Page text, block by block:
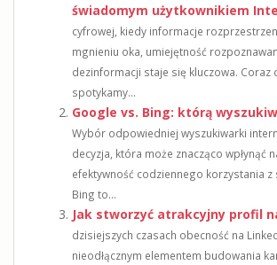
świadomym użytkownikiem
cyfrowej, kiedy informacje
mgnieniu oka, umiejętność
dezinformacji staje się kluczowa. Coraz
spotykamy...
Google vs. Bing: którą
Wybór odpowiedniej wyszukiwarki
decyzja, która może znacząco wpłynąć
efektywność codziennego korzystania z
Bing to...
Jak stworzyć atrakcyjny profil
dzisiejszych czasach obecność na
nieodłącznym elementem budowania